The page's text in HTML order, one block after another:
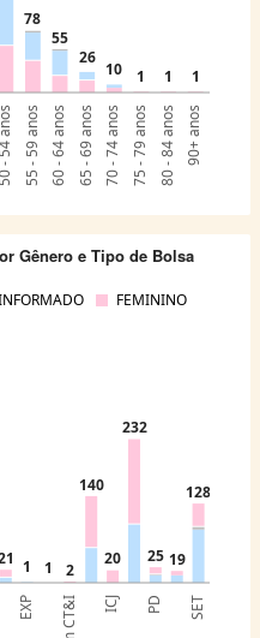
78
55
26
10 1 1 1
50 - 54 anos 55 - 59 anos60 - 64 anos 65 - 69 anos70 - 74 anos 75 - 79 anos 80 - 84 anos 90+ anos
1 1 2
140
20
232
25 19
128
Gênero e Tipo de Bolsa
FEMININO
EXP ICJ PD SET